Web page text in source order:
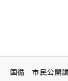
国循 市民公開